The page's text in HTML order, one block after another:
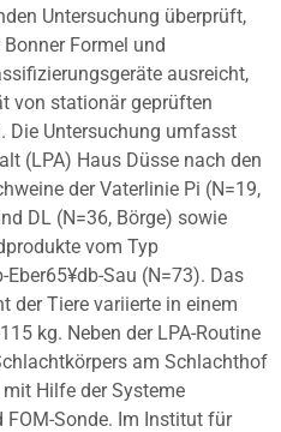
Untersuchung überprüft,
Formel und
ausreicht,
von stationär geprüften
Die Untersuchung umfasst
(LPA) Haus Düsse nach den
der Vaterlinie Pi (N=19,
DL (N=36, Börge) sowie
vom Typ
Sau (N=73). Das
der Tiere variierte in einem
kg. Neben der LPA-Routine
am Schlachthof
Hilfe der Systeme
FOM-Sonde. Im Institut für